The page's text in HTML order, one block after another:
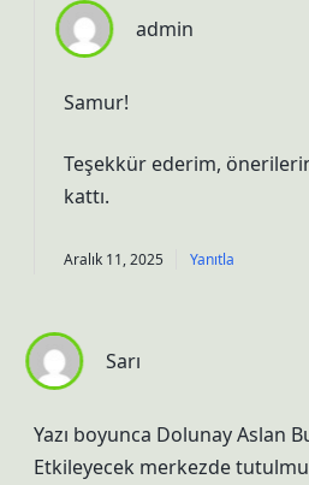
admin
Samur!
Teşekkür ederim,
kattı.
Aralık 11, 2025 Yanıtla
Sarı
Yazı boyunca Dolunay Aslan
Etkileyecek merkezde